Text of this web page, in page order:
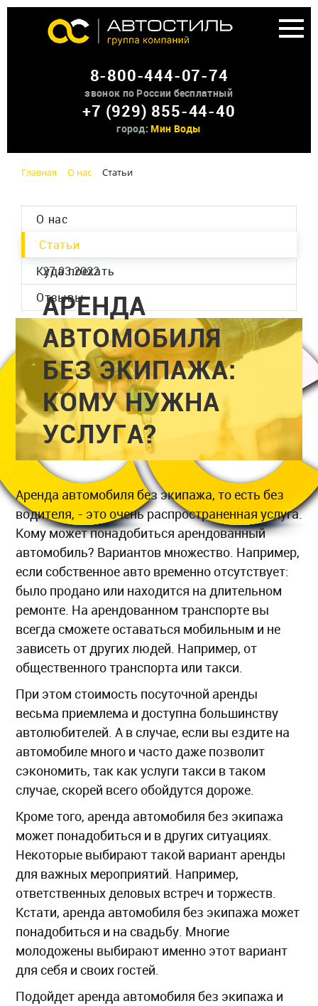
Аренда доп оборудования
О нас
Контакты
8-800-444-07-74
звонок по России бесплатный
+7 (929) 855-44-40
город: Мин Воды
Главная О нас Статьи
О нас
Статьи
Куда поехать
Отзывы
27.03.2022
АРЕНДА
АВТОМОБИЛЯ
БЕЗ ЭКИПАЖА:
КОМУ НУЖНА
УСЛУГА?
Аренда автомобиля без экипажа, то есть без
водителя, - это очень распространенная услуга.
Кому может понадобиться арендованный
автомобиль? Вариантов множество. Например,
если собственное авто временно отсутствует:
было продано или находится на длительном
ремонте. На арендованном транспорте вы
всегда сможете оставаться мобильным и не
зависеть от других людей. Например, от
общественного транспорта или такси.
При этом стоимость посуточной аренды
весьма приемлема и доступна большинству
автолюбителей. А в случае, если вы ездите на
автомобиле много и часто даже позволит
сэкономить, так как услуги такси в таком
случае, скорей всего обойдутся дороже.
Кроме того, аренда автомобиля без экипажа
может понадобиться и в других ситуациях.
Некоторые выбирают такой вариант аренды
для важных мероприятий. Например,
ответственных деловых встреч и торжеств.
Кстати, аренда автомобиля без экипажа может
понадобиться и на свадьбу. Многие
молодожены выбирают именно этот вариант
для себя и своих гостей.
Подойдет аренда автомобиля без экипажа и